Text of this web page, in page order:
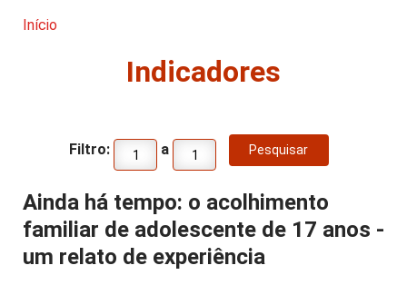
Início
Indicadores
Filtro: a
Ainda há tempo: o acolhimento
familiar de adolescente de 17 anos -
um relato de experiência